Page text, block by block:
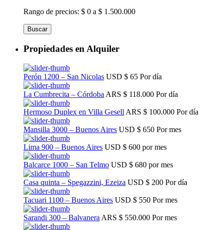
Rango de precios: $ 0 a $ 1.500.000
Buscar
Propiedades en Alquiler
Perón 1200 – San Nicolas USD $ 65 Por día
La Cumbrecita – Córdoba ARS $ 118.000 Por día
Hermoso Duplex en Villa Gesell ARS $ 100.000 Por día
Mansilla 3000 – Buenos Aires USD $ 650 Por mes
Lima 900 – Buenos Aires USD $ 600 por mes
Balcarce 1000 – San Telmo USD $ 680 por mes
Casa quinta – Spegazzini, Ezeiza USD $ 200 Por día
Tacuari 1100 – Buenos Aires USD $ 550 Por mes
Sarandi 300 – Balvanera ARS $ 550.000 Por mes